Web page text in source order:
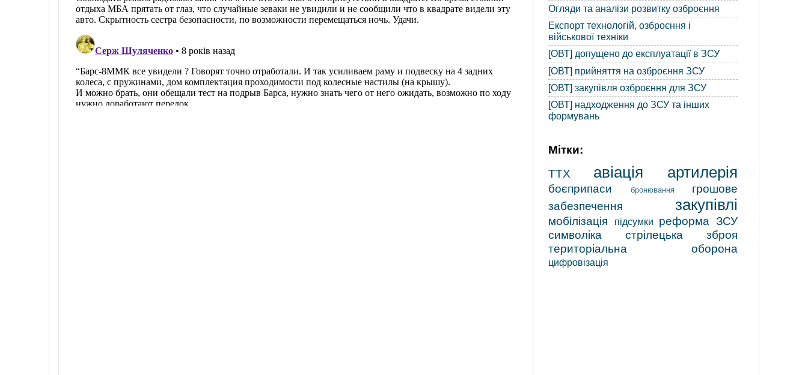
Огляди та аналізи розвитку озброєння
Експорт технологій, озброєння і
військової техніки
[ОВТ] допущено до експлуатації в ЗСУ
[ОВТ] прийняття на озброєння ЗСУ
[ОВТ] закупівля озброєння для ЗСУ
[ОВТ] надходження до ЗСУ та інших
формувань
Мітки:
ТТХ авіація артилерія
боєприпаси бронювання
грошове
забезпечення
закупівлі
мобілізація підсумки
реформа ЗСУ
символіка
стрілецька зброя
територіальна оборона
цифровізація